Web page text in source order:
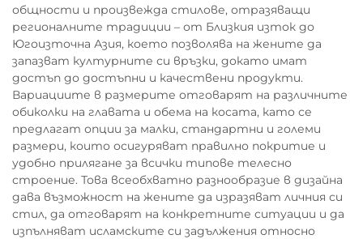
общности и произвежда стилове, отразяващи
регионалните традиции – от Близкия изток до
Югоизточна Азия, което позволява на жените да
запазват културните си връзки, докато имат
достъп до достъпни и качествени продукти.
Вариациите в размерите отговарят на различните
обиколки на главата и обема на косата, като се
предлагат опции за малки, стандартни и големи
размери, които осигуряват правилно покритие и
удобно прилягане за всички типове телесно
строение. Това всеобхватно разнообразие в дизайна
дава възможност на жените да изразяват личния си
стил, да отговарят на конкретните ситуации и да
изпълняват исламските си задължения относно